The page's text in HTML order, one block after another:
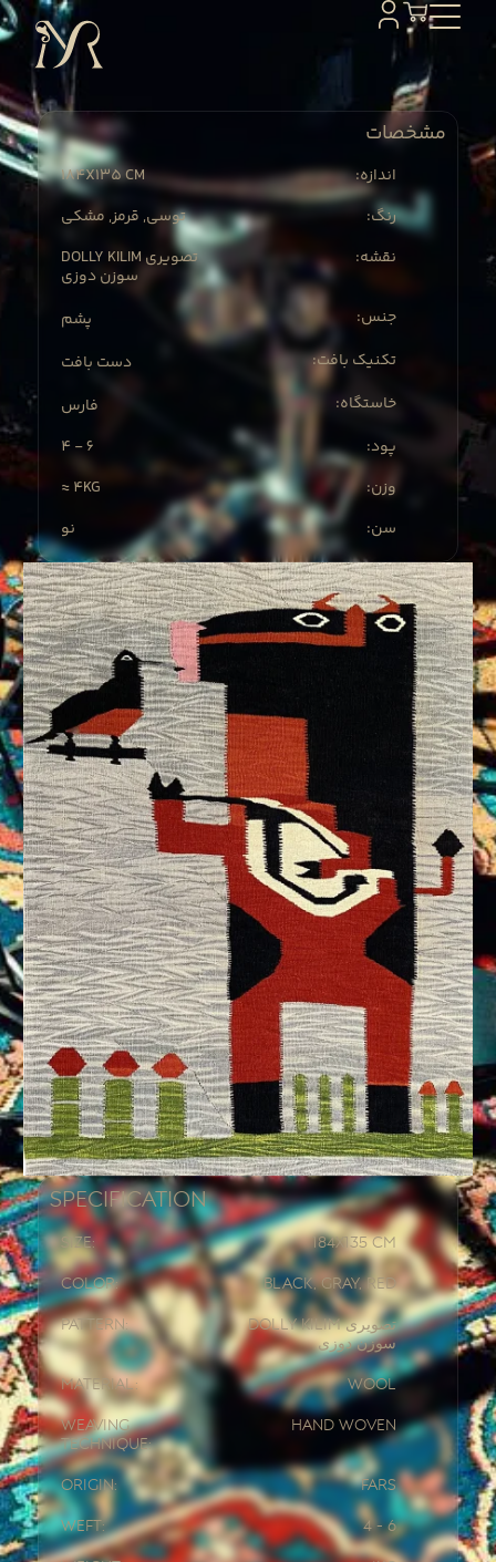
Specification
Size: 135 CM
184x
Color: Black, Gray, Red
Pattern:
Dolly Kilim تصویری
سوزن دوزی
Material: Wool
Weaving
Technique:
Hand woven
Origin: Fars
Weft: 4 - 6
مشخصات
184X135 CM
:اندازه
توسی, قرمز, مشکی
:رنگ
DOLLY KILIM تصویری
سوزن دوزی
:نقشه
پشم
:جنس
دست بافت
:تکنیک بافت
فارس
:خاستگاه
4 - 6
:پود
≈ 4KG
:وزن
نو
:سن